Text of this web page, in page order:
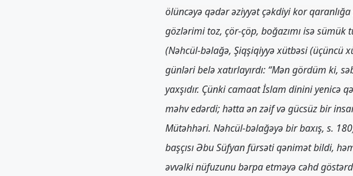
ölüncəyə qədər əziyyət çəkdiyi kor
gözlərimi toz, çör-çöp, boğazımı isə
(Nəhcül-bəlağə, Şiqşiqiyyə xütbəsi
günləri belə xatırlayırdı: “Mən gördüm ki,
yaxşıdır. Çünki camaat İslam dinini yenicə
məhv edərdi; hətta ən zəif və gücsüz bir
Mütəhhəri. Nəhcül-bəlağəyə bir baxış, s.
başçısı Əbu Süfyan fürsəti qənimət bildi,
əvvəlki nüfuzunu bərpa etməyə cəhd